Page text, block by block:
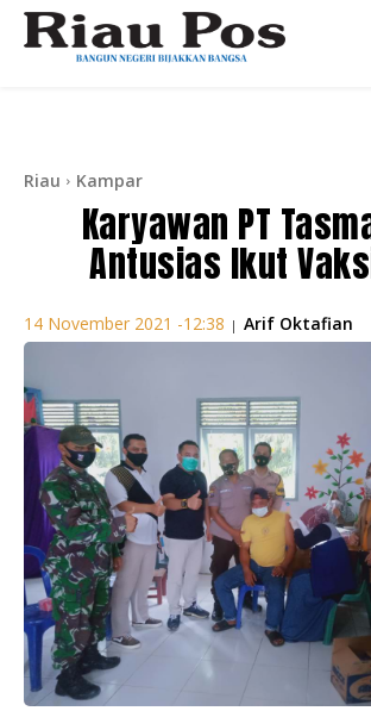
Riau Kampar
Karyawan PT
Antusias Ikut
14 November 2021 -12:38 | Arif Oktafian